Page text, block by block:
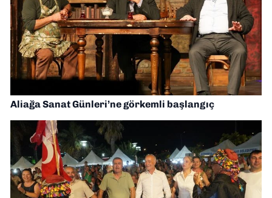
Aliağa Sanat Günleri’ne görkemli başlangıç